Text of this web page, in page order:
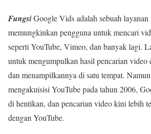
FungsiGoogle Vids adalah sebuah
memungkinkan pengguna untuk mencari
seperti YouTube, Vimeo, dan banyak lagi.
untuk mengumpulkan hasil pencarian video
dan menampilkannya di satu tempat.
mengakuisisi YouTube pada tahun 2006,
di hentikan, dan pencarian video kini lebih
dengan YouTube.